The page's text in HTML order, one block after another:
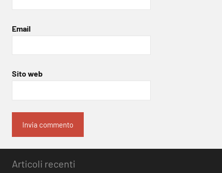
Email
Sito web
Articoli recenti